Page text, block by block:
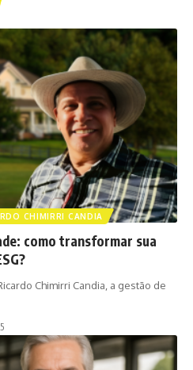
CHIMIRRI CANDIA
como transformar sua
Chimirri Candia, a gestão de